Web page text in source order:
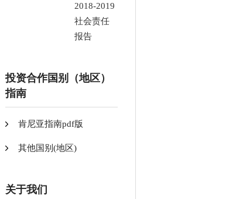
2018-2019
社会责任
报告
投资合作国别（地区）
指南
肯尼亚指南pdf版
其他国别(地区)
关于我们